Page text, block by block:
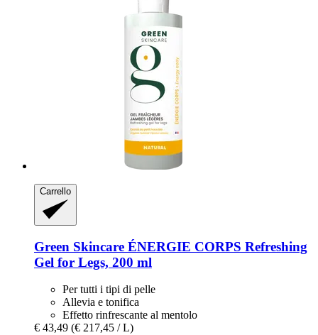
Carrello
Green Skincare ÉNERGIE CORPS Refreshing
Gel for Legs, 200 ml
Per tutti i tipi di pelle
Allevia e tonifica
Effetto rinfrescante al mentolo
€ 43,49 (€ 217,45 / L)